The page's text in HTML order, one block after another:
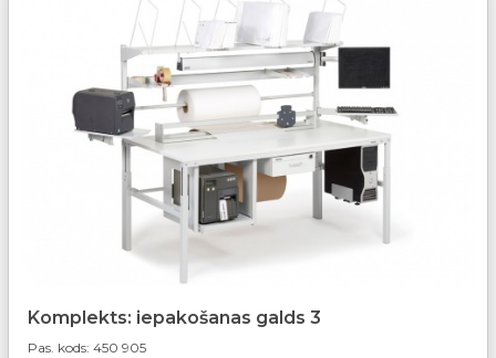
Komplekts: iepakošanas galds 3
Pas. kods: 450 905